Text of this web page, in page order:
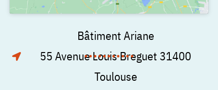
Bâtiment Ariane
55 Avenue Louis Breguet 31400
Toulouse